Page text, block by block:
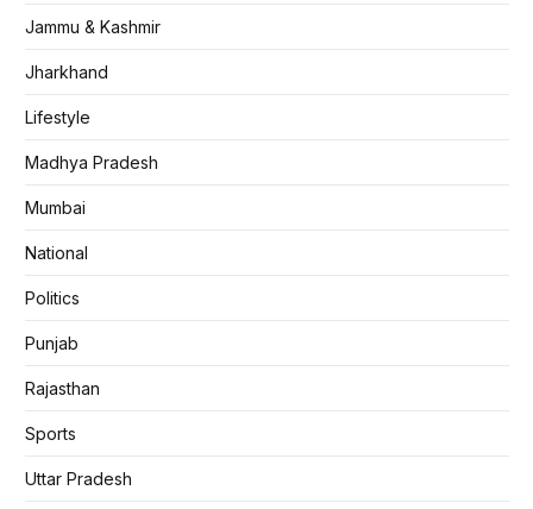
Jammu & Kashmir
Jharkhand
Lifestyle
Madhya Pradesh
Mumbai
National
Politics
Punjab
Rajasthan
Sports
Uttar Pradesh